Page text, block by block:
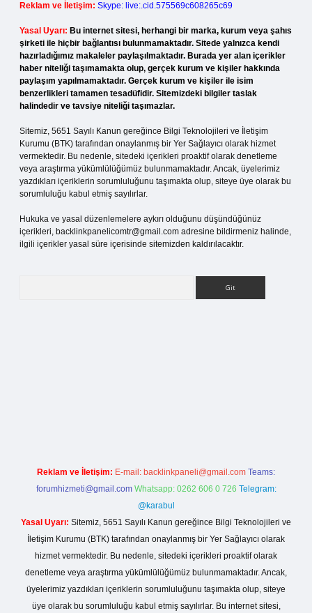
Reklam ve İletişim: Skype: live:.cid.575569c608265c69
Yasal Uyarı: Bu internet sitesi, herhangi bir marka, kurum veya şahıs
şirketi ile hiçbir bağlantısı bulunmamaktadır. Sitede yalnızca kendi
hazırladığımız makaleler paylaşılmaktadır. Burada yer alan içerikler
haber niteliği taşımamakta olup, gerçek kurum ve kişiler hakkında
paylaşım yapılmamaktadır. Gerçek kurum ve kişiler ile isim
benzerlikleri tamamen tesadüfidir. Sitemizdeki bilgiler taslak
halindedir ve tavsiye niteliği taşımazlar.
Sitemiz, 5651 Sayılı Kanun gereğince Bilgi Teknolojileri ve İletişim
Kurumu (BTK) tarafından onaylanmış bir Yer Sağlayıcı olarak hizmet
vermektedir. Bu nedenle, sitedeki içerikleri proaktif olarak denetleme
veya araştırma yükümlülüğümüz bulunmamaktadır. Ancak, üyelerimiz
yazdıkları içeriklerin sorumluluğunu taşımakta olup, siteye üye olarak bu
sorumluluğu kabul etmiş sayılırlar.
Hukuka ve yasal düzenlemelere aykırı olduğunu düşündüğünüz
içerikleri, backlinkpanelicomtr@gmail.com adresine bildirmeniz halinde,
ilgili içerikler yasal süre içerisinde sitemizden kaldırılacaktır.
Reklam ve İletişim: E-mail: backlinkpaneli@gmail.com Teams:
forumhizmeti@gmail.com Whatsapp: 0262 606 0 726 Telegram:
@karabul
Yasal Uyarı: Sitemiz, 5651 Sayılı Kanun gereğince Bilgi Teknolojileri ve
İletişim Kurumu (BTK) tarafından onaylanmış bir Yer Sağlayıcı olarak
hizmet vermektedir. Bu nedenle, sitedeki içerikleri proaktif olarak
denetleme veya araştırma yükümlülüğümüz bulunmamaktadır. Ancak,
üyelerimiz yazdıkları içeriklerin sorumluluğunu taşımakta olup, siteye
üye olarak bu sorumluluğu kabul etmiş sayılırlar. Bu internet sitesi,